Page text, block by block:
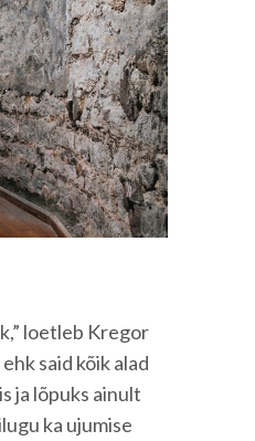
loetleb Kregor
said kõik alad
ja lõpuks ainult
ka ujumise